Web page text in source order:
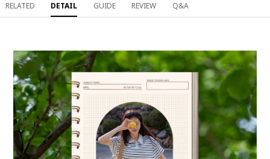
RELATED DETAIL GUIDE REVIEW Q&A